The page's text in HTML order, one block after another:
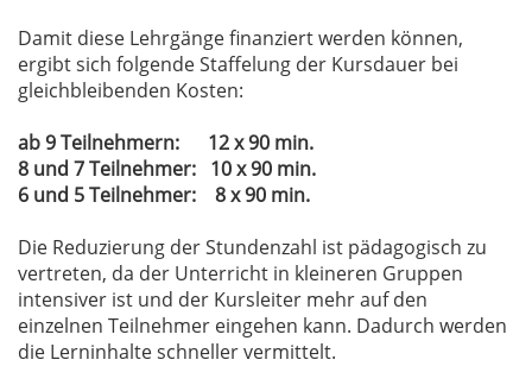
Damit diese Lehrgänge finanziert werden können,
ergibt sich folgende Staffelung der Kursdauer bei
gleichbleibenden Kosten:
ab 9 Teilnehmern: 12 x 90 min.
8 und 7 Teilnehmer: 10 x 90 min.
6 und 5 Teilnehmer: 8 x 90 min.
Die Reduzierung der Stundenzahl ist pädagogisch zu
vertreten, da der Unterricht in kleineren Gruppen
intensiver ist und der Kursleiter mehr auf den
einzelnen Teilnehmer eingehen kann. Dadurch werden
die Lerninhalte schneller vermittelt.